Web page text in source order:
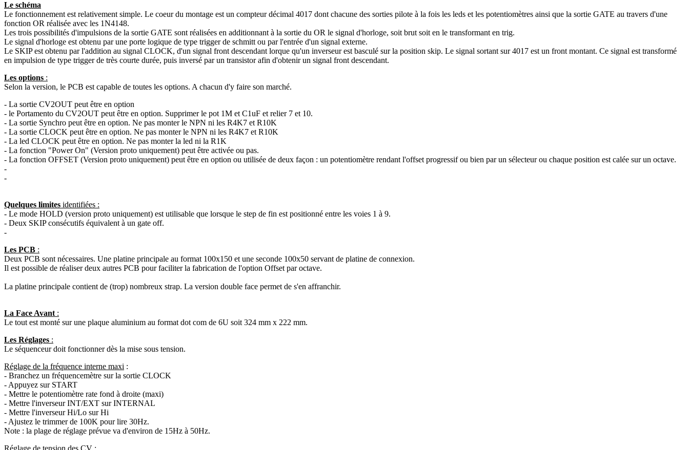
Le schéma
Le fonctionnement est relativement simple. Le coeur du montage est un compteur décimal 4017 dont chacune des sorties pilote à la fois les leds et les potentiomètres ainsi que la sortie GATE au travers d'une
fonction OR réalisée avec les 1N4148.
Les trois possibilités d'impulsions de la sortie GATE sont réalisées en additionnant à la sortie du OR le signal d'horloge, soit brut soit en le transformant en trig.
Le signal d'horloge est obtenu par une porte logique de type trigger de schmitt ou par l'entrée d'un signal externe.
Le SKIP est obtenu par l'addition au signal CLOCK, d'un signal front descendant lorque qu'un inverseur est basculé sur la position skip. Le signal sortant sur 4017 est un front montant. Ce signal est transformé
en impulsion de type trigger de très courte durée, puis inversé par un transistor afin d'obtenir un signal front descendant.
Les options :
Selon la version, le PCB est capable de toutes les options. A chacun d'y faire son marché.
- La sortie CV2OUT peut être en option
- le Portamento du CV2OUT peut être en option. Supprimer le pot 1M et C1uF et relier 7 et 10.
- La sortie Synchro peut être en option. Ne pas monter le NPN ni les R4K7 et R10K
- La sortie CLOCK peut être en option. Ne pas monter le NPN ni les R4K7 et R10K
- La led CLOCK peut être en option. Ne pas monter la led ni la R1K
- La fonction "Power On" (Version proto uniquement) peut être activée ou pas.
- La fonction OFFSET (Version proto uniquement) peut être en option ou utilisée de deux façon : un potentiomètre rendant l'offset progressif ou bien par un sélecteur ou chaque position est calée sur un octave.
-
-
Quelques limites identifiées :
- Le mode HOLD (version proto uniquement) est utilisable que lorsque le step de fin est positionné entre les voies 1 à 9.
- Deux SKIP consécutifs équivalent à un gate off.
-
Les PCB :
Deux PCB sont nécessaires. Une platine principale au format 100x150 et une seconde 100x50 servant de platine de connexion.
Il est possible de réaliser deux autres PCB pour faciliter la fabrication de l'option Offset par octave.
La platine principale contient de (trop) nombreux strap. La version double face permet de s'en affranchir.
La Face Avant :
Le tout est monté sur une plaque aluminium au format dot com de 6U soit 324 mm x 222 mm.
Les Réglages :
Le séquenceur doit fonctionner dès la mise sous tension.
Réglage de la fréquence interne maxi :
- Branchez un fréquencemètre sur la sortie CLOCK
- Appuyez sur START
- Mettre le potentiomètre rate fond à droite (maxi)
- Mettre l'inverseur INT/EXT sur INTERNAL
- Mettre l'inverseur Hi/Lo sur Hi
- Ajustez le trimmer de 100K pour lire 30Hz.
Note : la plage de réglage prévue va d'environ de 15Hz à 50Hz.
Réglage de tension des CV :